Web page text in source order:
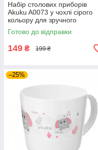
Набір столових приборів
Akuku A0073 у чохлі сірого
кольору для зручного
годування дитини вдома чи у
поїздках
Готово до відправки
149 ₴ 199 ₴
–25%